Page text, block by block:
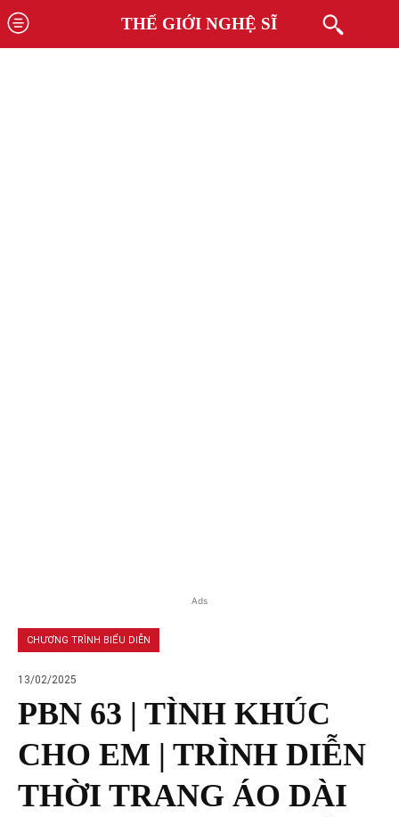
THẾ GIỚI NGHỆ SĨ
Ads
CHƯƠNG TRÌNH BIỂU DIỄN
13/02/2025
PBN 63 | TÌNH KHÚC
CHO EM | TRÌNH DIỄN
THỜI TRANG ÁO DÀI